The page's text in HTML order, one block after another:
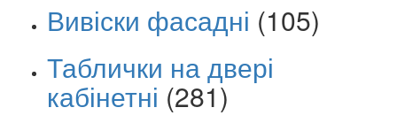
Вивіски фасадні (105)
Таблички на двері
кабінетні (281)